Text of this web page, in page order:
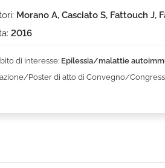
Morano A, Casciato S, Fattouch J,
2016
di interesse: Epilessia/malattie
Poster di atto di Convegno/